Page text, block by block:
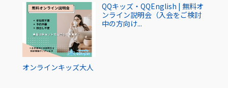
オンラインキッズ大人
QQキッズ・QQEnglish | 無料オ
ンライン説明会（入会をご検討
中の方向け...